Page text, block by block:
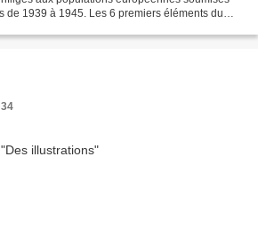
de 1939 à 1945. Les 6 premiers éléments du